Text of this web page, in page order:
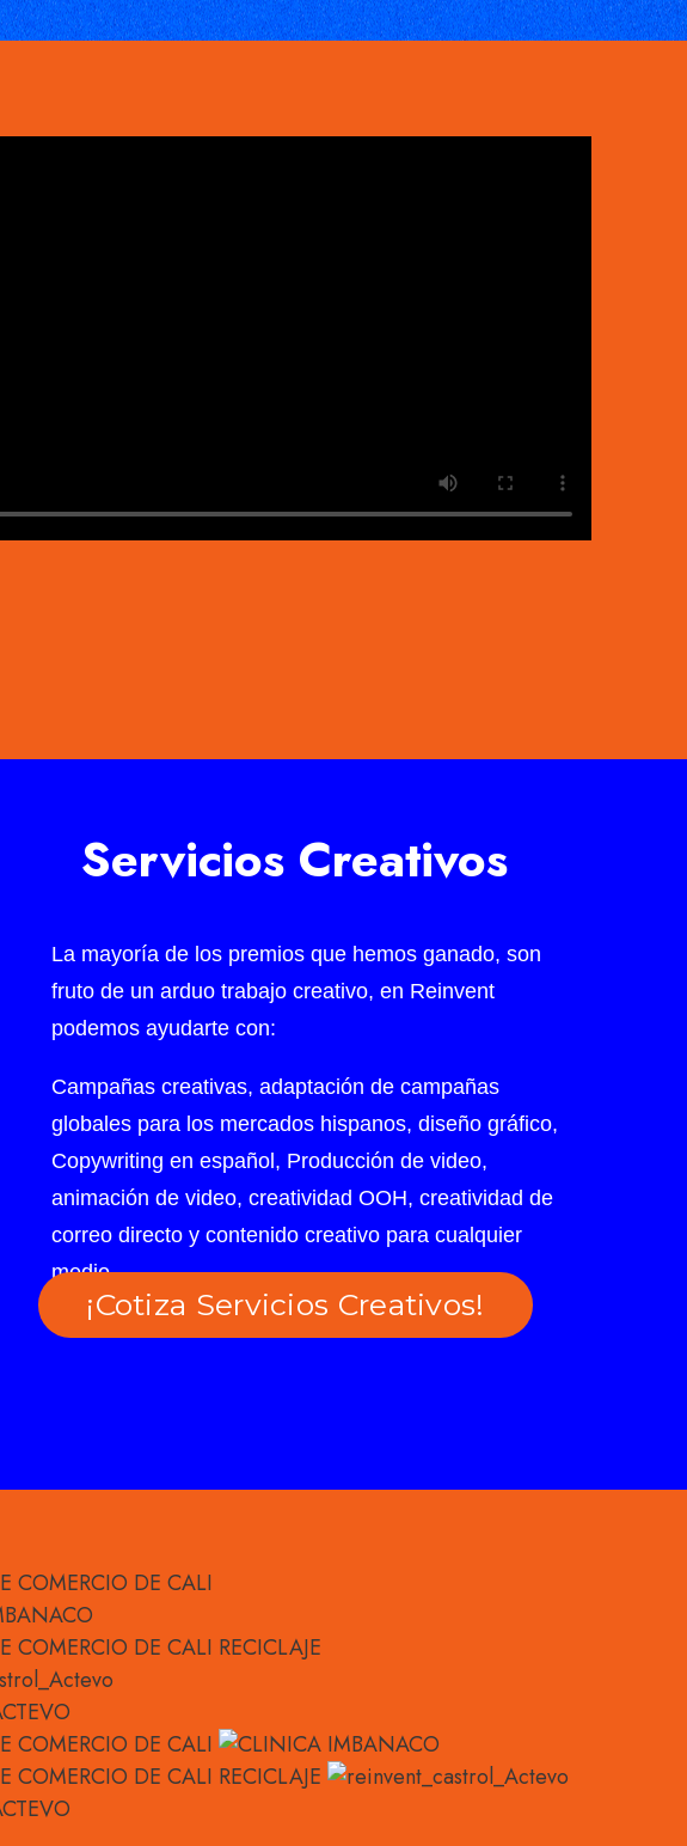
Servicios Creativos
La mayoría de los premios que hemos ganado, son
fruto de un arduo trabajo creativo, en Reinvent
podemos ayudarte con:
Campañas creativas, adaptación de campañas
globales para los mercados hispanos, diseño gráfico,
Copywriting en español, Producción de video,
animación de video, creatividad OOH, creatividad de
correo directo y contenido creativo para cualquier
medio.
¡Cotiza Servicios Creativos!